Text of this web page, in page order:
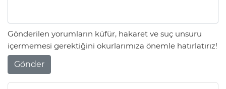
Gönderilen yorumların küfür, hakaret ve suç unsuru
içermemesi gerektiğini okurlarımıza önemle hatırlatırız!
Gönder